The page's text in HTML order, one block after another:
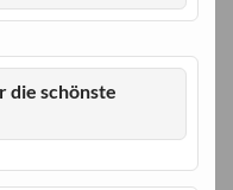
die schönste